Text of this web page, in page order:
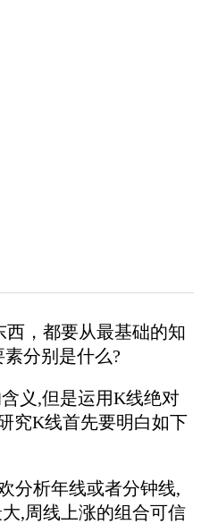
，都要从最基础的知
分别是什么?
义,但是运用K线绝对
究K线首先要明白如下
分析年线或者分钟线,
,周线上涨的组合可信